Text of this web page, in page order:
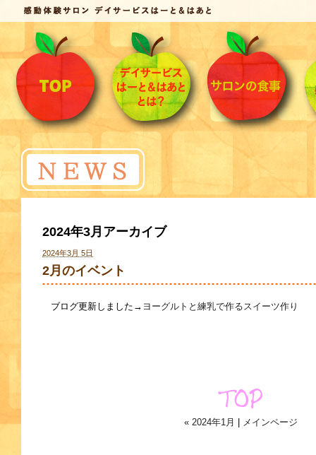
2024年3月アーカイブ
2月のイベント
2024年3月 5日
ブログ更新しました→ ヨーグルトと練乳で作るスイーツ作り
« 2024年1月 メインページ